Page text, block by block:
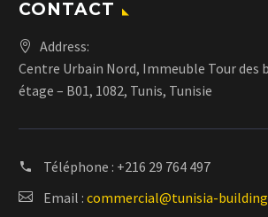
CONTACT
Address:
Centre Urbain Nord, Immeuble Tour des
étage – B01, 1082, Tunis, Tunisie
Téléphone : +216 29 764 497
Email : commercial@tunisia-